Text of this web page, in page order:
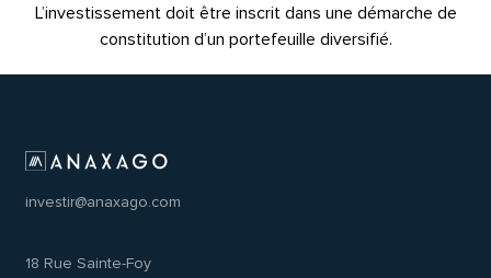
L’investissement doit être inscrit dans une démarche de
constitution d’un portefeuille diversifié.
investir@anaxago.com
18 Rue Sainte-Foy